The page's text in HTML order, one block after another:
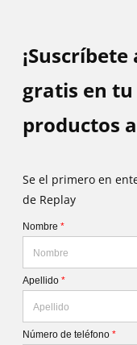
gratis en
productos
Se el primero en
de Replay
Nombre *
Apellido *
Número de teléfono *